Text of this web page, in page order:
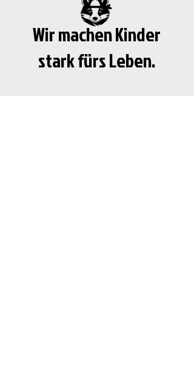
Wir machen Kinder
stark fürs Leben.